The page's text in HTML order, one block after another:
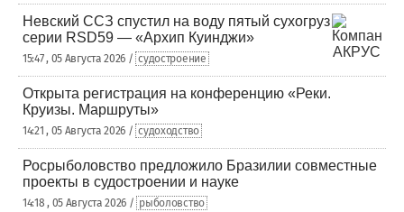
Невский ССЗ спустил на воду пятый сухогруз
серии RSD59 — «Архип Куинджи»
15:47 , 05 Августа 2026 / судостроение
Открыта регистрация на конференцию «Реки.
Круизы. Маршруты»
14:21 , 05 Августа 2026 / судоходство
Росрыболовство предложило Бразилии совместные
проекты в судостроении и науке
14:18 , 05 Августа 2026 / рыболовство